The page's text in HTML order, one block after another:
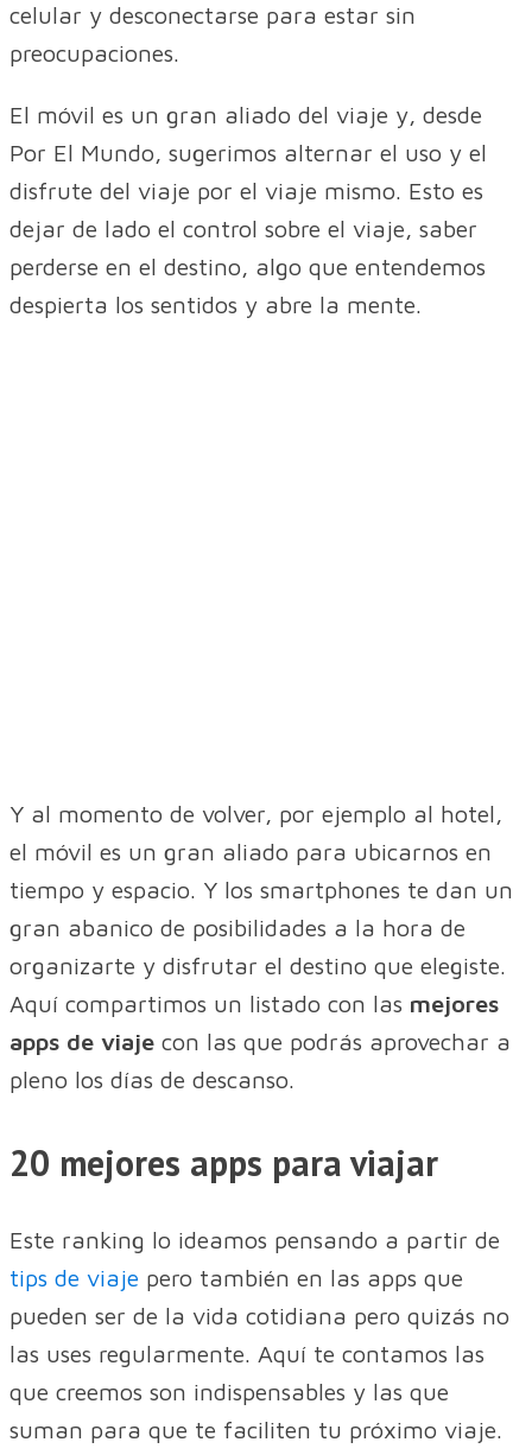
celular y desconectarse para estar sin
preocupaciones.
El móvil es un gran aliado del viaje y, desde
Por El Mundo, sugerimos alternar el uso y el
disfrute del viaje por el viaje mismo. Esto es
dejar de lado el control sobre el viaje, saber
perderse en el destino, algo que entendemos
despierta los sentidos y abre la mente.
Y al momento de volver, por ejemplo al hotel,
el móvil es un gran aliado para ubicarnos en
tiempo y espacio. Y los smartphones te dan un
gran abanico de posibilidades a la hora de
organizarte y disfrutar el destino que elegiste.
Aquí compartimos un listado con las mejores
apps de viaje con las que podrás aprovechar a
pleno los días de descanso.
20 mejores apps para viajar
Este ranking lo ideamos pensando a partir de
tips de viaje pero también en las apps que
pueden ser de la vida cotidiana pero quizás no
las uses regularmente. Aquí te contamos las
que creemos son indispensables y las que
suman para que te faciliten tu próximo viaje.